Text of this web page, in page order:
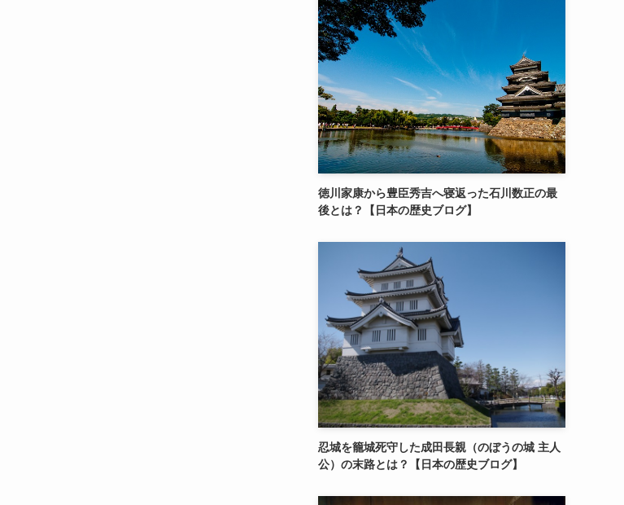
徳川家康から豊臣秀吉へ寝返った石川数正の最
後とは？【日本の歴史ブログ】
忍城を籠城死守した成田長親（のぼうの城 主人
公）の末路とは？【日本の歴史ブログ】